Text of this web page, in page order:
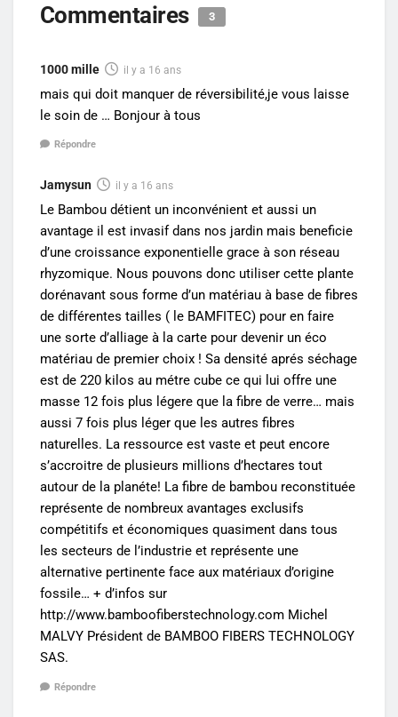
Commentaires 3
1000 mille il y a 16 ans
mais qui doit manquer de réversibilité,je vous laisse
le soin de … Bonjour à tous
Répondre
Jamysun il y a 16 ans
Le Bambou détient un inconvénient et aussi un
avantage il est invasif dans nos jardin mais beneficie
d’une croissance exponentielle grace à son réseau
rhyzomique. Nous pouvons donc utiliser cette plante
dorénavant sous forme d’un matériau à base de fibres
de différentes tailles ( le BAMFITEC) pour en faire
une sorte d’alliage à la carte pour devenir un éco
matériau de premier choix ! Sa densité aprés séchage
est de 220 kilos au métre cube ce qui lui offre une
masse 12 fois plus légere que la fibre de verre… mais
aussi 7 fois plus léger que les autres fibres
naturelles. La ressource est vaste et peut encore
s’accroitre de plusieurs millions d’hectares tout
autour de la planéte! La fibre de bambou reconstituée
représente de nombreux avantages exclusifs
compétitifs et économiques quasiment dans tous
les secteurs de l’industrie et représente une
alternative pertinente face aux matériaux d’origine
fossile… + d’infos sur
http://www.bamboofiberstechnology.com Michel
MALVY Président de BAMBOO FIBERS TECHNOLOGY
SAS.
Répondre